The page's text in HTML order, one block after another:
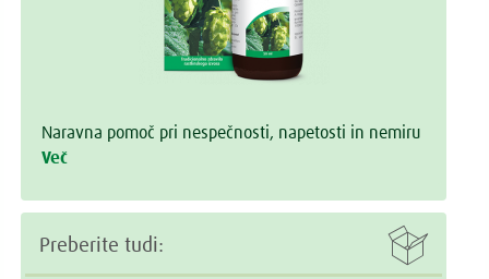
Naravna pomoč pri nespečnosti, napetosti in nemiru
Več

Preberite tudi: